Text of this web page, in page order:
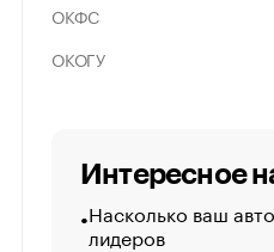
ОКФС
ОКОГУ
Интересное
Насколько ваш
лидеров